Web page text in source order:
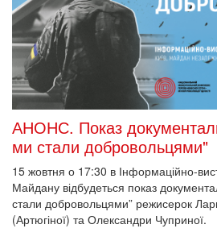
АНОНС. Показ
ми стали добровольцями"
15 жовтня о 17:30 в Інформаційно-
Майдану відбудеться показ
стали добровольцями” режисерок
(Артюгіної) та Олександри Чуприної.